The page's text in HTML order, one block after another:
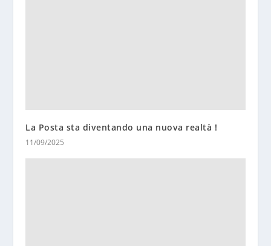
La Posta sta diventando una nuova realtà !
11/09/2025